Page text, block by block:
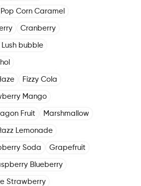
Pop Corn Caramel
Cranberry
bubble
Fizzy Cola
Mango
Fruit Marshmallow
Lemonade
Soda Grapefruit
Blueberry
Strawberry